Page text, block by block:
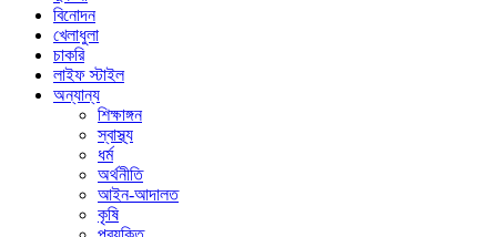
বিনোদন
খেলাধুলা
চাকরি
লাইফ স্টাইল
অন্যান্য
শিক্ষাঙ্গন
স্বাস্থ্য
ধর্ম
অর্থনীতি
আইন-আদালত
কৃষি